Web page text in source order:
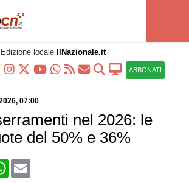
Edizione locale IlNazionale.it
ABBONATI
, 07:00
nel 2026: le
del 50% e 36%
WhatsApp
Email